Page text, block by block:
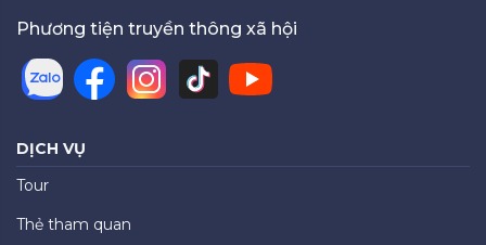
Phương tiện truyền thông xã hội
DỊCH VỤ
Tour
Thẻ tham quan